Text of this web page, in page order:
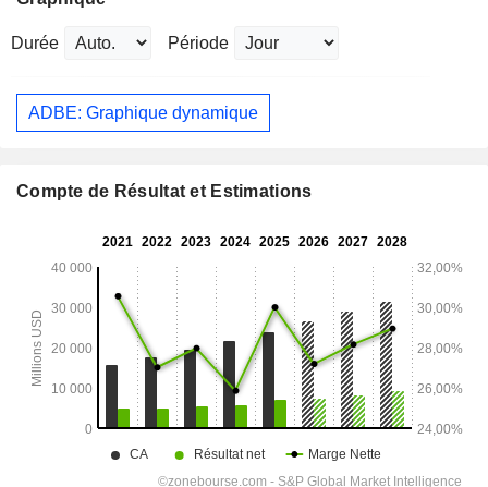
Durée Période
ADBE: Graphique dynamique
Compte de Résultat et Estimations